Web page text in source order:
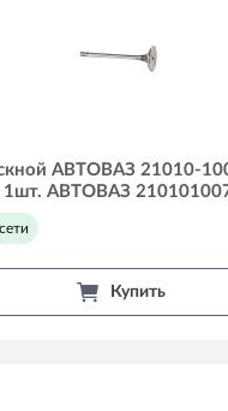
АВТОВАЗ 21010-
1шт. АВТОВАЗ
Купить